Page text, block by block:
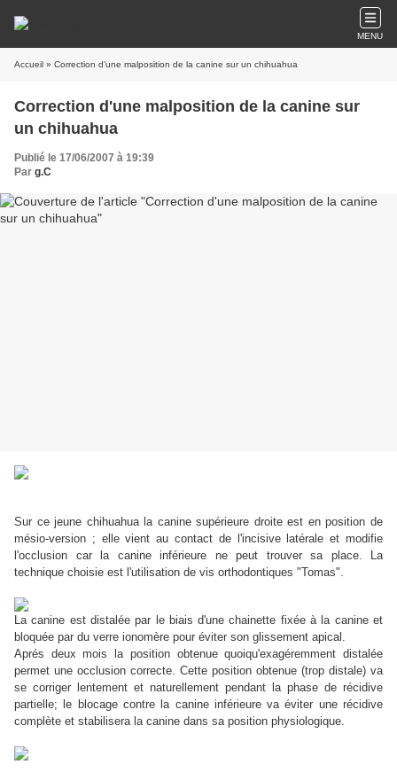
MENU
Accueil » Correction d'une malposition de la canine sur un chihuahua
Correction d'une malposition de la canine sur
un chihuahua
Publié le 17/06/2007 à 19:39
Par g.C
Sur ce jeune chihuahua la canine supérieure droite est en position de
mésio-version ; elle vient au contact de l'incisive latérale et modifie
l'occlusion car la canine inférieure ne peut trouver sa place. La
technique choisie est l'utilisation de vis orthodontiques "Tomas".
La canine est distalée par le biais d'une chainette fixée à la canine et
bloquée par du verre ionomère pour éviter son glissement apical.
Aprés deux mois la position obtenue quoiqu'exagéremment distalée
permet une occlusion correcte. Cette position obtenue (trop distale) va
se corriger lentement et naturellement pendant la phase de récidive
partielle; le blocage contre la canine inférieure va éviter une récidive
complète et stabilisera la canine dans sa position physiologique.